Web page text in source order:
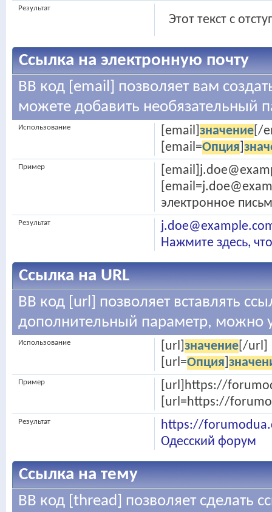
Этот текст с
Результат
Ссылка на электронную почту
BB код [email] позволяет вам
можете добавить необязательный
[email] значение[/
[email=Опция
Использование
[email]
электронное
Пример
Нажмите здесь,
Результат
Ссылка на URL
BB код [url] позволяет вставлять
дополнительный параметр, можно
[url] значение[/url]
[url=Опция
Использование
[url]https://
[url=https://
Пример
https://
Одесский форум
Результат
Ссылка на тему
BB код [thread] позволяет сделать